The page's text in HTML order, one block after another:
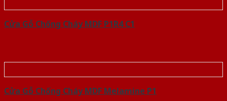
Cửa Gỗ Chống Cháy MDF P1R4 C1
Cửa Gỗ Chống Cháy MDF Melamine P1